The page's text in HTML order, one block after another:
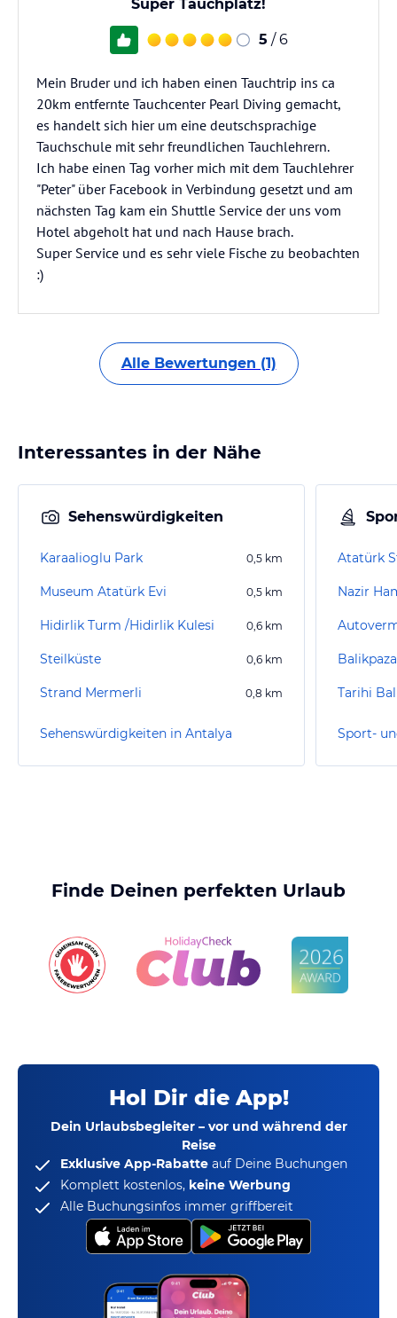
Super Tauchplatz!
5 / 6
Mein Bruder und ich haben einen Tauchtrip ins ca
20km entfernte Tauchcenter Pearl Diving gemacht,
es handelt sich hier um eine deutschsprachige
Tauchschule mit sehr freundlichen Tauchlehrern.
Ich habe einen Tag vorher mich mit dem Tauchlehrer
"Peter" über Facebook in Verbindung gesetzt und am
nächsten Tag kam ein Shuttle Service der uns vom
Hotel abgeholt hat und nach Hause brach.
Super Service und es sehr viele Fische zu beobachten
:)
Alle Bewertungen (1)
Interessantes in der Nähe
Sehenswürdigkeiten
Karaalioglu Park 0,5 km
Museum Atatürk Evi 0,5 km
Hidirlik Turm /Hidirlik Kulesi 0,6 km
Steilküste 0,6 km
Strand Mermerli 0,8 km
Sehenswürdigkeiten in Antalya
Atatürk
Nazir
Tarihi
Sport-
Finde Deinen perfekten Urlaub
Hol Dir die App!
Dein Urlaubsbegleiter – vor und während der
Reise
Exklusive App-Rabatte auf Deine Buchungen
Komplett kostenlos, keine Werbung
Alle Buchungsinfos immer griffbereit